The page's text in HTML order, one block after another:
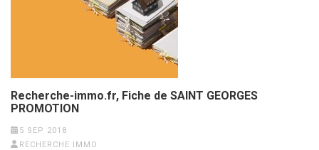
Recherche-immo.fr, Fiche de SAINT GEORGES
PROMOTION
5 SEP 2018
RECHERCHE IMMO